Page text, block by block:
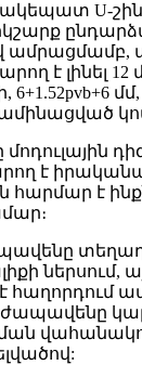
U-
ամրացմամբ,
է լինել 12
մմ,
լամինացված
է
հարմար է
ներսում,
է հաղորդում
ժապավենը